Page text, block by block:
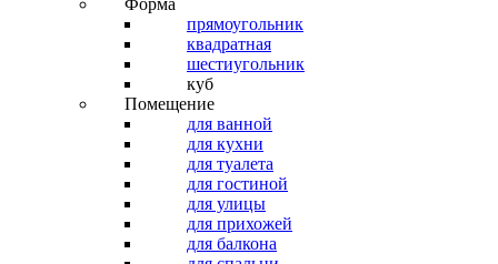
Форма
прямоугольник
квадратная
шестиугольник
куб
Помещение
для ванной
для кухни
для туалета
для гостиной
для улицы
для прихожей
для балкона